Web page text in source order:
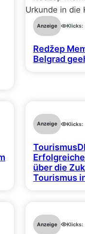
Anzeige Klicks:
Redžep
Belgrad
Anzeige Klicks:
über die
Tourismus
Anzeige Klicks: